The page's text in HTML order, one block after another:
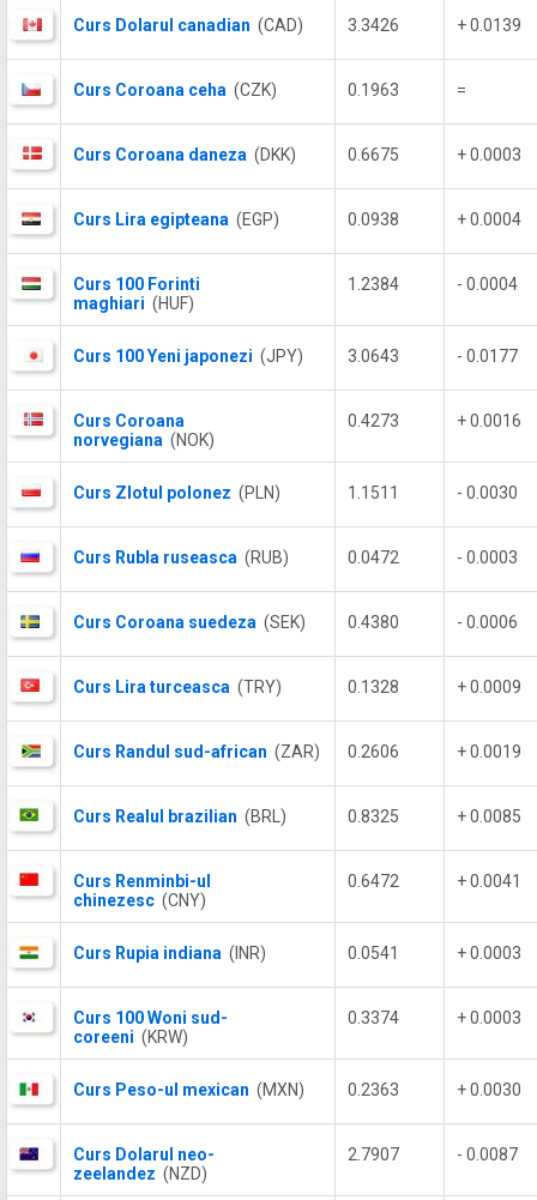
Curs Dolarul canadian (CAD) 3.3426 + 0.0139
Curs Coroana ceha (CZK) 0.1963 =
Curs Coroana daneza (DKK) 0.6675 + 0.0003
Curs Lira egipteana (EGP) 0.0938 + 0.0004
Curs 100 Forinti
maghiari (HUF)
1.2384 - 0.0004
Curs 100 Yeni japonezi (JPY) 3.0643 - 0.0177
Curs Coroana
norvegiana (NOK)
0.4273 + 0.0016
Curs Zlotul polonez (PLN) 1.1511 - 0.0030
Curs Rubla ruseasca (RUB) 0.0472 - 0.0003
Curs Coroana suedeza (SEK) 0.4380 - 0.0006
Curs Lira turceasca (TRY) 0.1328 + 0.0009
Curs Randul sud-african (ZAR) 0.2606 + 0.0019
Curs Realul brazilian (BRL) 0.8325 + 0.0085
Curs Renminbi-ul
chinezesc (CNY)
0.6472 + 0.0041
Curs Rupia indiana (INR) 0.0541 + 0.0003
Curs 100 Woni sud-
coreeni (KRW)
0.3374 + 0.0003
Curs Peso-ul mexican (MXN) 0.2363 + 0.0030
Curs Dolarul neo-
zeelandez (NZD)
2.7907 - 0.0087